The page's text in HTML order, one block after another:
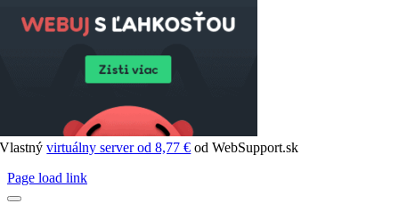
Vlastnývirtuálny server od 8,77 € od WebSupport.sk
Page load link